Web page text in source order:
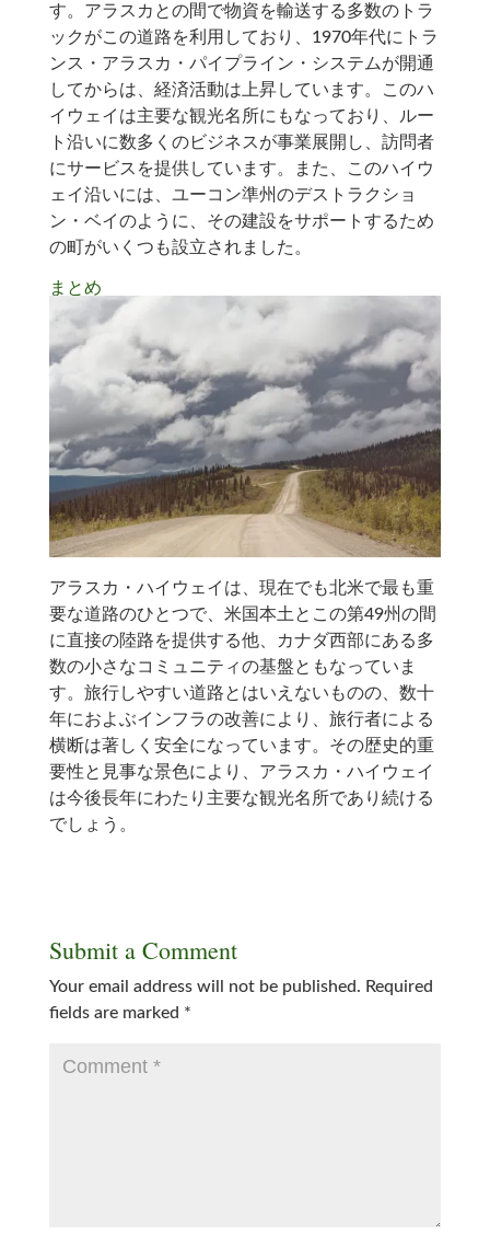
す。アラスカとの間で物資を輸送する多数のトラ
ックがこの道路を利用しており、1970年代にトラ
ンス・アラスカ・パイプライン・システムが開通
してからは、経済活動は上昇しています。このハ
イウェイは主要な観光名所にもなっており、ルー
ト沿いに数多くのビジネスが事業展開し、訪問者
にサービスを提供しています。また、このハイウ
ェイ沿いには、ユーコン準州のデストラクショ
ン・ベイのように、その建設をサポートするため
の町がいくつも設立されました。
まとめ
アラスカ・ハイウェイは、現在でも北米で最も重
要な道路のひとつで、米国本土とこの第49州の間
に直接の陸路を提供する他、カナダ西部にある多
数の小さなコミュニティの基盤ともなっていま
す。旅行しやすい道路とはいえないものの、数十
年におよぶインフラの改善により、旅行者による
横断は著しく安全になっています。その歴史的重
要性と見事な景色により、アラスカ・ハイウェイ
は今後長年にわたり主要な観光名所であり続ける
でしょう。
Submit a Comment
Your email address will not be published. Required
fields are marked *